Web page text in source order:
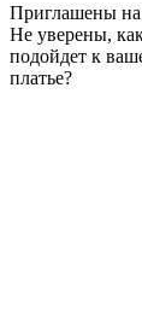
Приглашены на
Не уверены,
подойдет к
платье?